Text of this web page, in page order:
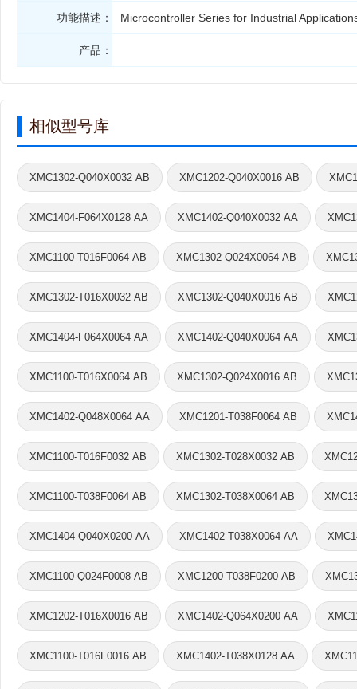
功能描述：
产品：
Microcontroller Series for Industrial
相似型号库
XMC1302-Q040X0032 AB XMC1202-Q040X0016 AB
XMC1404-F064X0128 AA XMC1402-Q040X0032 AA
XMC1100-T016F0064 AB XMC1302-Q024X0064 AB
XMC1302-T016X0032 AB XMC1302-Q040X0016 AB
XMC1404-F064X0064 AA XMC1402-Q040X0064 AA
XMC1100-T016X0064 AB XMC1302-Q024X0016 AB
XMC1402-Q048X0064 AA XMC1201-T038F0064 AB
XMC1100-T016F0032 AB XMC1302-T028X0032 AB
XMC1100-T038F0064 AB XMC1302-T038X0064 AB
XMC1404-Q040X0200 AA XMC1402-T038X0064 AA
XMC1100-Q024F0008 AB XMC1200-T038F0200 AB
XMC1202-T016X0016 AB XMC1402-Q064X0200 AA
XMC1100-T016F0016 AB XMC1402-T038X0128 AA